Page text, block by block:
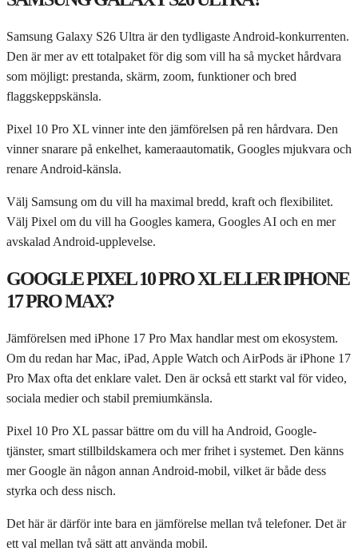
Samsung Galaxy S26 Ultra är den tydligaste Android-konkurrenten.
Den är mer av ett totalpaket för dig som vill ha så mycket hårdvara
som möjligt: prestanda, skärm, zoom, funktioner och bred
flaggskeppskänsla.
Pixel 10 Pro XL vinner inte den jämförelsen på ren hårdvara. Den
vinner snarare på enkelhet, kameraautomatik, Googles mjukvara och
renare Android-känsla.
Välj Samsung om du vill ha maximal bredd, kraft och flexibilitet.
Välj Pixel om du vill ha Googles kamera, Googles AI och en mer
avskalad Android-upplevelse.
GOOGLE PIXEL 10 PRO XL ELLER IPHONE
17 PRO MAX?
Jämförelsen med iPhone 17 Pro Max handlar mest om ekosystem.
Om du redan har Mac, iPad, Apple Watch och AirPods är iPhone 17
Pro Max ofta det enklare valet. Den är också ett starkt val för video,
sociala medier och stabil premiumkänsla.
Pixel 10 Pro XL passar bättre om du vill ha Android, Google-
tjänster, smart stillbildskamera och mer frihet i systemet. Den känns
mer Google än någon annan Android-mobil, vilket är både dess
styrka och dess nisch.
Det här är därför inte bara en jämförelse mellan två telefoner. Det är
ett val mellan två sätt att använda mobil.